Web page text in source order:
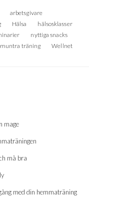
arbetsgivare
Hälsa
hälsosklasser
nyttiga snacks
träning Wellnet
mage
må bra
med din hemmaträning